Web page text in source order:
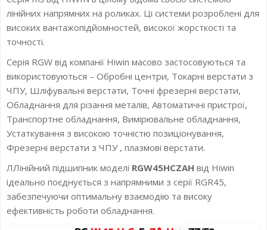
лінійних напрямних на роликах. Ці системи розроблені для
високих вантажопідйомностей, високої жорсткості та
точності.
Серія RGW від компанії Hiwin масово застосовуються та
використовуються – Обробні центри, Токарні верстати з
ЧПУ, Шліфувальні верстати, Точні фрезерні верстати,
Обладнання для різання металів, Автоматичні пристрої,
Транспортне обладнання, Вимірювальне обладнання,
Устаткування з високою точністю позиціонування,
Фрезерні верстати з ЧПУ , плазмові верстати.
ЛЛінійний підшипник моделі RGW45HCZAH від Hiwin
ідеально поєднується з напрямними з серії RGR45,
забезпечуючи оптимальну взаємодію та високу
ефективність роботи обладнання.